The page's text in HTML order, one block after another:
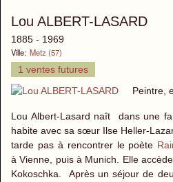
Lou ALBERT-LASARD
1885 - 1969
Ville: Metz (57)
1 ventes futures
Peintre,
Lou Albert-Lasard naît dans une
habite avec sa sœur Ilse Heller-
tarde pas à rencontrer le poète
à Vienne, puis à Munich. Elle
Kokoschka. Après un séjour de